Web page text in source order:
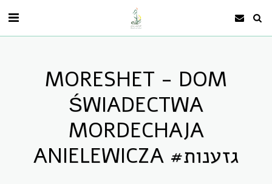
MORESHET - DOM
ŚWIADECTWA
MORDECHAJA
ANIELEWICZA #גזענות